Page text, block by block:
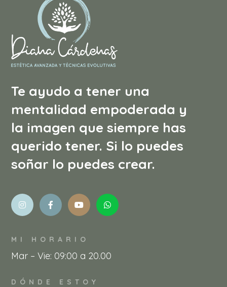
Te ayudo a tener una
mentalidad empoderada y
la imagen que siempre has
querido tener. Si lo puedes
soñar lo puedes crear.
MI HORARIO
Mar – Vie: 09:00 a 20.00
DÓNDE ESTOY